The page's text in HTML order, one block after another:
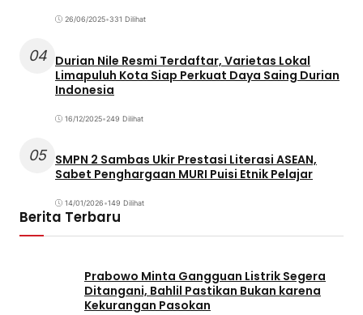
26/06/2025•331 Dilihat
04 Durian Nile Resmi Terdaftar, Varietas Lokal
Limapuluh Kota Siap Perkuat Daya Saing Durian
Indonesia
16/12/2025•249 Dilihat
05 SMPN 2 Sambas Ukir Prestasi Literasi ASEAN,
Sabet Penghargaan MURI Puisi Etnik Pelajar
14/01/2026•149 Dilihat
Berita Terbaru
Prabowo Minta Gangguan Listrik Segera
Ditangani, Bahlil Pastikan Bukan karena
Kekurangan Pasokan